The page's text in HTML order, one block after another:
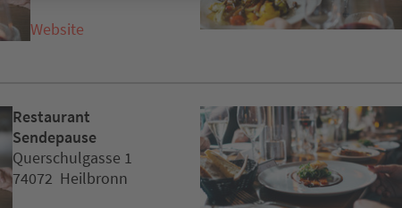
Website
Restaurant
Sendepause
Querschulgasse 1
74072 Heilbronn